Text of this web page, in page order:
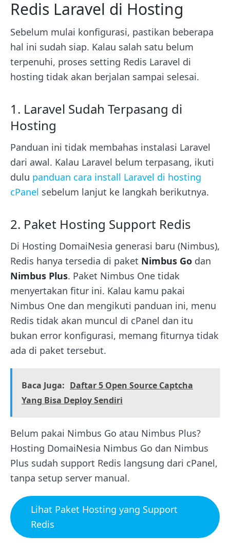
Redis Laravel di Hosting
Sebelum mulai konfigurasi, pastikan beberapa
hal ini sudah siap. Kalau salah satu belum
terpenuhi, proses setting Redis Laravel di
hosting tidak akan berjalan sampai selesai.
1. Laravel Sudah Terpasang di
Hosting
Panduan ini tidak membahas instalasi Laravel
dari awal. Kalau Laravel belum terpasang, ikuti
dulu panduan cara install Laravel di hosting
cPanel sebelum lanjut ke langkah berikutnya.
2. Paket Hosting Support Redis
Di Hosting DomaiNesia generasi baru (Nimbus),
Redis hanya tersedia di paket Nimbus Go dan
Nimbus Plus. Paket Nimbus One tidak
menyertakan fitur ini. Kalau kamu pakai
Nimbus One dan mengikuti panduan ini, menu
Redis tidak akan muncul di cPanel dan itu
bukan error konfigurasi, memang fiturnya tidak
ada di paket tersebut.
Baca Juga: Daftar 5 Open Source Captcha
Yang Bisa Deploy Sendiri
Belum pakai Nimbus Go atau Nimbus Plus?
Hosting DomaiNesia Nimbus Go dan Nimbus
Plus sudah support Redis langsung dari cPanel,
tanpa setup server manual.
Lihat Paket Hosting yang Support
Redis